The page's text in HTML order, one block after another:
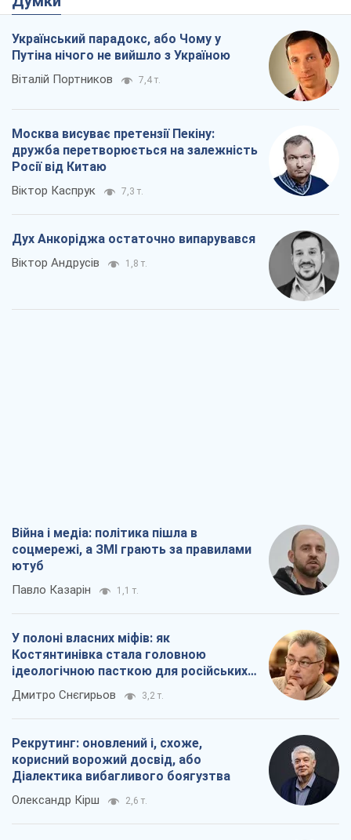
Український парадокс, або Чому у
Путіна нічого не вийшло з Україною
Віталій Портников 7,4 т.
Москва висуває претензії Пекіну:
дружба перетворюється на залежність
Росії від Китаю
Віктор Каспрук 7,3 т.
Дух Анкоріджа остаточно випарувався
Віктор Андрусів 1,8 т.
Війна і медіа: політика пішла в
соцмережі, а ЗМІ грають за правилами
ютуб
Павло Казарін 1,1 т.
У полоні власних міфів: як
Костянтинівка стала головною
ідеологічною пасткою для російських
окупантів
Дмитро Снєгирьов 3,2 т.
Рекрутинг: оновлений і, схоже,
корисний ворожий досвід, або
Діалектика вибагливого боягузтва
Олександр Кірш 2,6 т.